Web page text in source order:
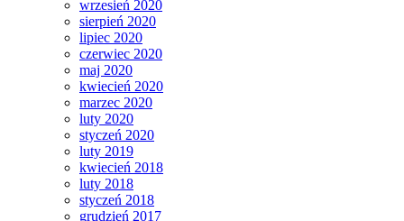
wrzesień 2020
sierpień 2020
lipiec 2020
czerwiec 2020
maj 2020
kwiecień 2020
marzec 2020
luty 2020
styczeń 2020
luty 2019
kwiecień 2018
luty 2018
styczeń 2018
grudzień 2017